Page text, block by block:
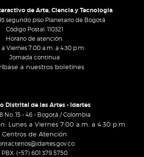
de Arte, Ciencia y Tecnología
segundo piso Planetario de Bogotá
Código Postal: 110321
Horario de atención:
a Viernes 7:00 a.m. a 4:30 p.m.
Jornada continua
a nuestros boletines
Distrital de las Artes - Idartes
No. 15 - 46 - Bogotá / Colombia
Lunes a Viernes 7:00 a.m. a 4:30 p.m.
Centros de Atención
PBX: (+57) 601 379 5750